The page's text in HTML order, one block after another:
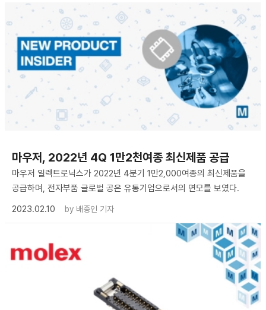
마우저, 2022년 4Q 1만2천여종 최신제품 공급
마우저 일렉트로닉스가 2022년 4분기 1만2,000여종의 최신제품을
공급하며, 전자부품 글로벌 공은 유통기업으로서의 면모를 보였다.
2023.02.10
by 배종인 기자